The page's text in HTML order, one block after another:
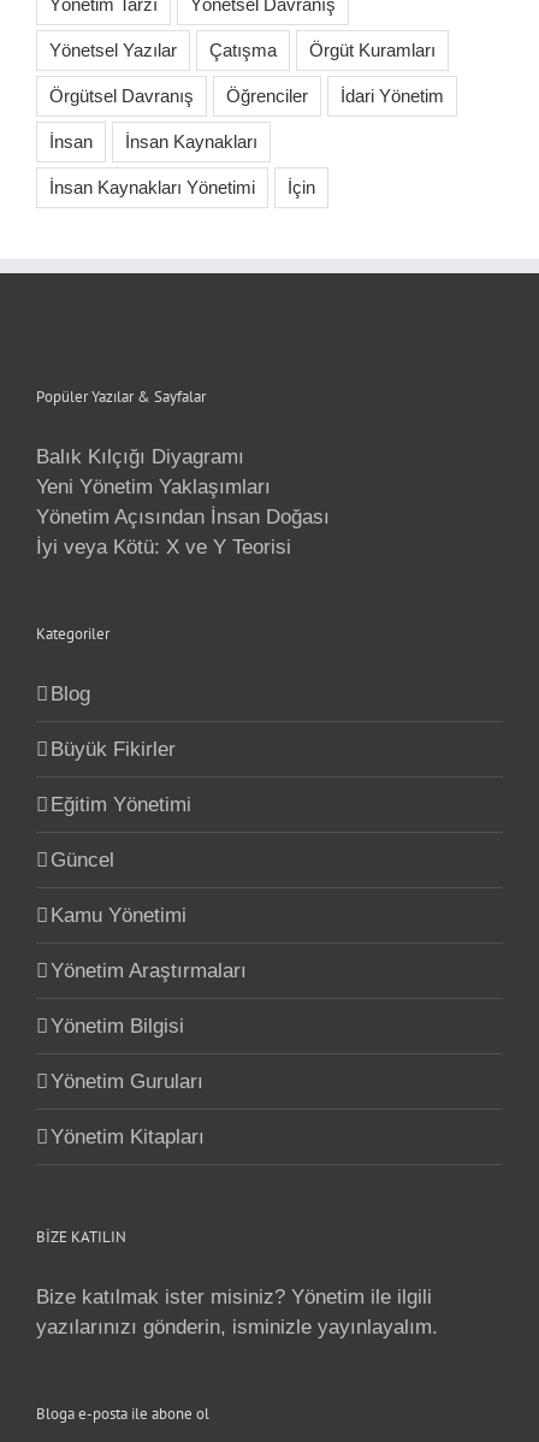
Yönetim Tarzı Yönetsel Davranış
Yönetsel Yazılar Çatışma Örgüt Kuramları
Örgütsel Davranış Öğrenciler İdari Yönetim
İnsan İnsan Kaynakları
İnsan Kaynakları Yönetimi İçin
Popüler Yazılar & Sayfalar
Balık Kılçığı Diyagramı
Yeni Yönetim Yaklaşımları
Yönetim Açısından İnsan Doğası
İyi veya Kötü: X ve Y Teorisi
Kategoriler
Blog
Büyük Fikirler
Eğitim Yönetimi
Güncel
Kamu Yönetimi
Yönetim Araştırmaları
Yönetim Bilgisi
Yönetim Guruları
Yönetim Kitapları
BİZE KATILIN
Bize katılmak ister misiniz? Yönetim ile ilgili
yazılarınızı gönderin, isminizle yayınlayalım.
Bloga e-posta ile abone ol